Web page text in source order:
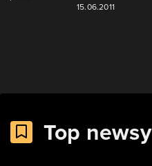
15.06.2011
Top newsy